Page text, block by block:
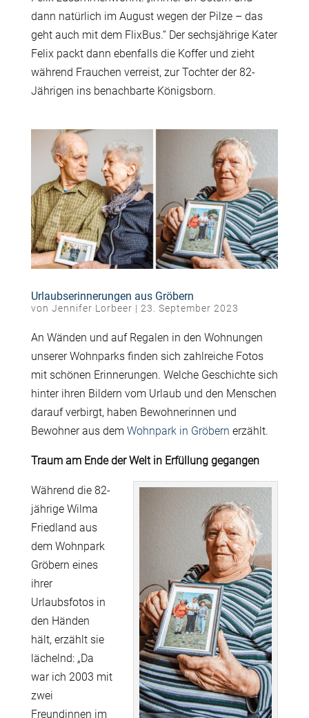
dann natürlich im August wegen der Pilze – das
geht auch mit dem FlixBus.“ Der sechsjährige Kater
Felix packt dann ebenfalls die Koffer und zieht
während Frauchen verreist, zur Tochter der 82-
Jährigen ins benachbarte Königsborn.
Urlaubserinnerungen aus Gröbern
von Jennifer Lorbeer | 23. September 2023
An Wänden und auf Regalen in den Wohnungen
unserer Wohnparks finden sich zahlreiche Fotos
mit schönen Erinnerungen. Welche Geschichte sich
hinter ihren Bildern vom Urlaub und den Menschen
darauf verbirgt, haben Bewohnerinnen und
Bewohner aus dem Wohnpark in Gröbern erzählt.
Traum am Ende der Welt in Erfüllung gegangen
Während die 82-
jährige Wilma
Friedland aus
dem Wohnpark
Gröbern eines
ihrer
Urlaubsfotos in
den Händen
hält, erzählt sie
lächelnd: „Da
war ich 2003 mit
zwei
Freundinnen im